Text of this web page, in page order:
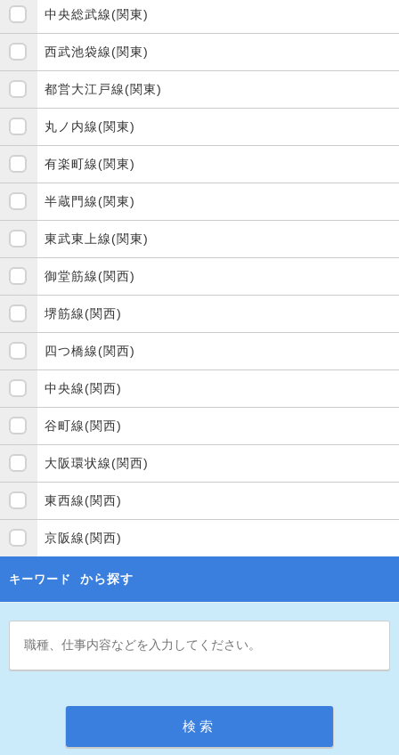
中央総武線(関東)
西武池袋線(関東)
都営大江戸線(関東)
丸ノ内線(関東)
有楽町線(関東)
半蔵門線(関東)
東武東上線(関東)
御堂筋線(関西)
堺筋線(関西)
四つ橋線(関西)
中央線(関西)
谷町線(関西)
大阪環状線(関西)
東西線(関西)
京阪線(関西)
キーワード から探す